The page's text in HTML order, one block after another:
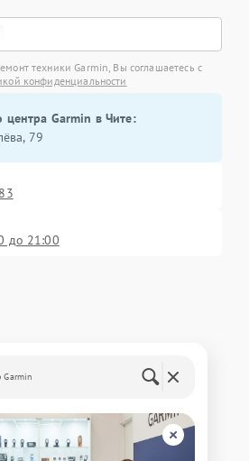
техники Garmin, Вы соглашаетесь с
конфиденциальности
центра Garmin в Чите:
79
до 21:00
Garmin